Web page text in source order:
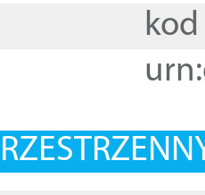
kod